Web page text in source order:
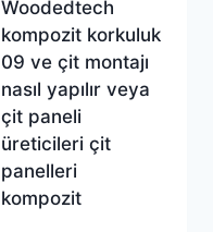
Woodedtech
kompozit korkuluk
09 ve çit montajı
nasıl yapılır veya
çit paneli
üreticileri çit
panelleri
kompozit